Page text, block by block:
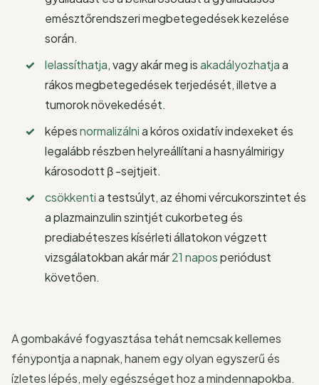
emésztőrendszeri megbetegedések kezelése
során.
lelassíthatja, vagy akár meg isakadályozhatjaa
rákos megbetegedések terjedését, illetve a
tumorok növekedését.
képesnormalizálnia kóros oxidatív indexeket és
legalább részben helyreállítani a hasnyálmirigy
károsodott β -sejtjeit.
csökkentia testsúlyt, az éhomi vércukorszintet és
a plazmainzulin szintjét cukorbeteg és
prediabéteszes kísérleti állatokon végzett
vizsgálatokban akár már21 naposperiódust
követően.
A gombakávé fogyasztása tehát nemcsak kellemes
fénypontja a napnak, hanem egy olyan egyszerű és
ízletes lépés, mely egészséget hoz a mindennapokba.